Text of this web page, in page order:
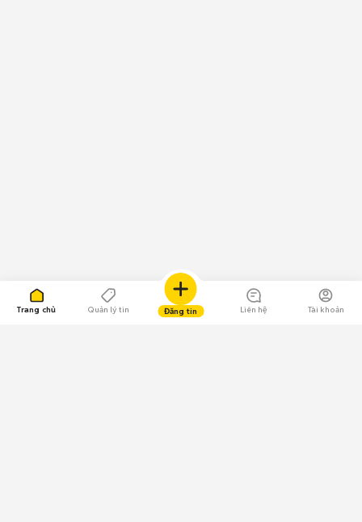
Trang chủ Quản lý tin Đăng tin Liên hệ Tài khoản